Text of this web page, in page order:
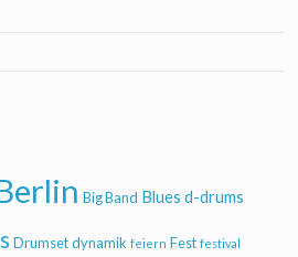
Big Band Blues d-drums
Drumset dynamik feiern Fest festival